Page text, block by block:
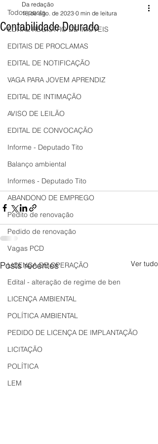
Todos posts
EDITAL REGISTRO DE IMÓVEIS
EDITAIS DE PROCLAMAS
EDITAL DE NOTIFICAÇÃO
VAGA PARA JOVEM APRENDIZ
EDITAL DE INTIMAÇÃO
AVISO DE LEILÃO
EDITAL DE CONVOCAÇÃO
Informe - Deputado Tito
Balanço ambiental
Informes - Deputado Tito
ABANDONO DE EMPREGO
Pedito de renovação
Pedido de renovação
Vagas PCD
LICENÇA DE OPERAÇÃO
Edital - alteração de regime de ben
LICENÇA AMBIENTAL
POLÍTICA AMBIENTAL
PEDIDO DE LICENÇA DE IMPLANTAÇÃO
LICITAÇÃO
POLÍTICA
LEM
Contabilidade Dourado
Da redação
18 de ago. de 2023 0 min de leitura
Posts recentes Ver tudo